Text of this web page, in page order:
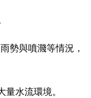
勢與噴濺等情況，
水流環境。